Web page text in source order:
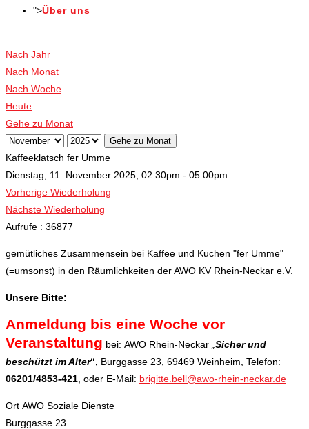
">Über uns
Nach Jahr
Nach Monat
Nach Woche
Heute
Gehe zu Monat
Gehe zu Monat
Kaffeeklatsch fer Umme
Dienstag, 11. November 2025, 02:30pm - 05:00pm
Vorherige Wiederholung
Nächste Wiederholung
Aufrufe : 36877
gemütliches Zusammensein bei Kaffee und Kuchen "fer Umme"
(=umsonst) in den Räumlichkeiten der AWO KV Rhein-Neckar e.V.
Unsere Bitte:
Anmeldung bis eine Woche vor
Veranstaltung bei: AWO Rhein-Neckar Sicher und
beschützt im Alter“, Burggasse 23, 69469 Weinheim, Telefon:
06201/4853-421 , oder E-Mail: brigitte.bell@awo-rhein-neckar.de
Ort AWO Soziale Dienste
Burggasse 23